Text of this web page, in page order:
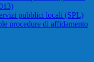
pubblici locali (SPL)
procedure di affidamento